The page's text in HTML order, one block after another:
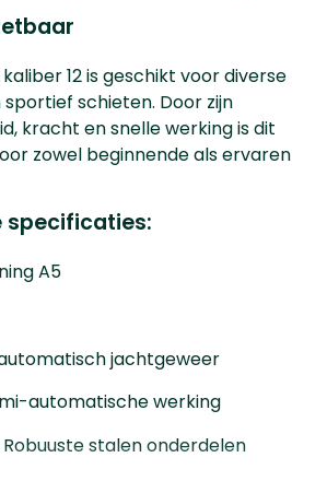
12 is geschikt voor diverse
schieten. Door zijn
kracht en snelle werking is dit
zowel beginnende als ervaren
specificaties:
A5
jachtgeweer
automatische werking
stalen onderdelen